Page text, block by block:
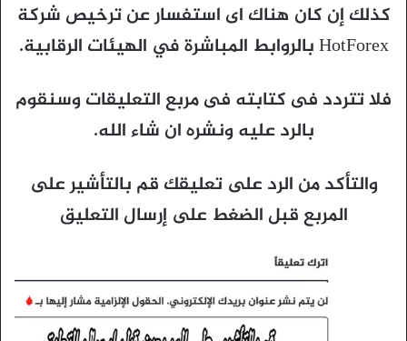
كذلك إن كان هناك اى استفسار عن ترخيص شركة
HotForex بالروابط المباشرة في الهيئات الرقابية.
فلا تتردد فى كتابته فى مربع التعليقات وسنقوم
بالرد عليه ونشره ان شاء الله.
والتأكد من الرد على تعليقك قم بالتأشير على
المربع قبل الضغط على إرسال التعليق